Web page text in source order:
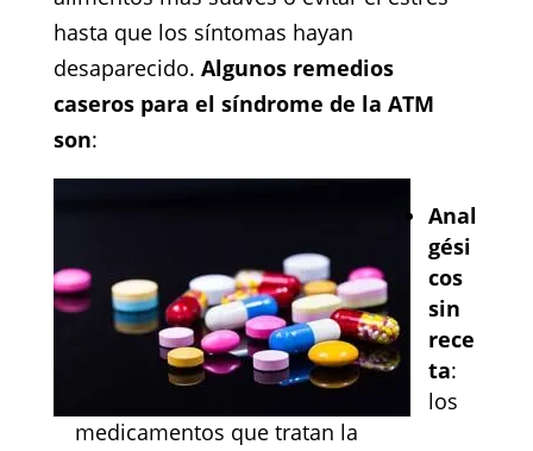
hasta que los síntomas hayan
desaparecido. Algunos remedios
caseros para el síndrome de la ATM
son:
Anal
gési
cos
sin
rece
ta:
los
medicamentos que tratan la